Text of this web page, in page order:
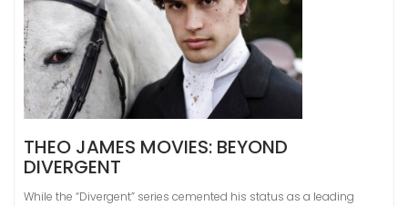
THEO JAMES MOVIES: BEYOND
DIVERGENT
While the “Divergent” series cemented his status as a leading